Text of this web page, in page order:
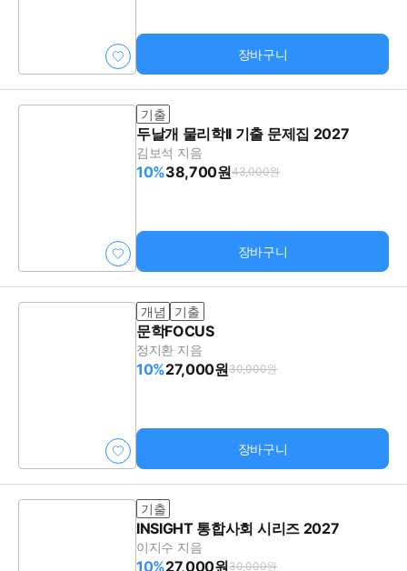
장바구니
기출
두날개 물리학II 기출 문제집 2027
김보석 지음
10%38,700원43,000원
장바구니
개념 기출
문학FOCUS
정지환 지음
10%27,000원30,000원
장바구니
기출
INSIGHT 통합사회 시리즈 2027
이지수 지음
10%27,000원30,000원